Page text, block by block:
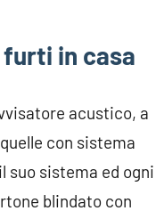
in casa
acustico, a
con sistema
suo sistema ed ogni
blindato con